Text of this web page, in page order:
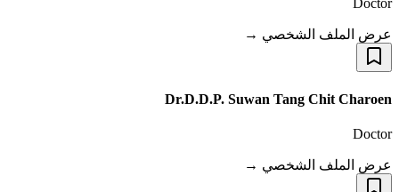
Doctor
عرض الملف الشخصي →
Dr.D.D.P. Suwan Tang Chit Charoen
Doctor
عرض الملف الشخصي →